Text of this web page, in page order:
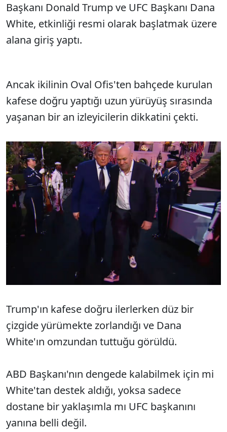
Başkanı Donald Trump ve UFC Başkanı Dana
White, etkinliği resmi olarak başlatmak üzere
alana giriş yaptı.
Ancak ikilinin Oval Ofis'ten bahçede kurulan
kafese doğru yaptığı uzun yürüyüş sırasında
yaşanan bir an izleyicilerin dikkatini çekti.
Trump'ın kafese doğru ilerlerken düz bir
çizgide yürümekte zorlandığı ve Dana
White'ın omzundan tuttuğu görüldü.
ABD Başkanı'nın dengede kalabilmek için mi
White'tan destek aldığı, yoksa sadece
dostane bir yaklaşımla mı UFC başkanını
yanına belli değil.